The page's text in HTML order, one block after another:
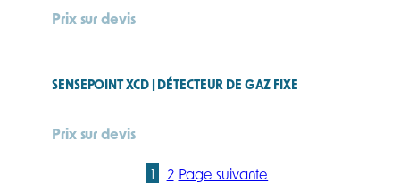
Prix sur devis
SENSEPOINT XCD | DÉTECTEUR DE GAZ FIXE
Prix sur devis
1 2 Page suivante